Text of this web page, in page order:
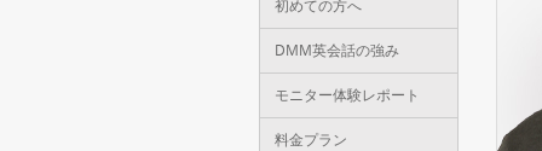
初めての方へ
DMM英会話の強み
モニター体験レポート
料金プラン